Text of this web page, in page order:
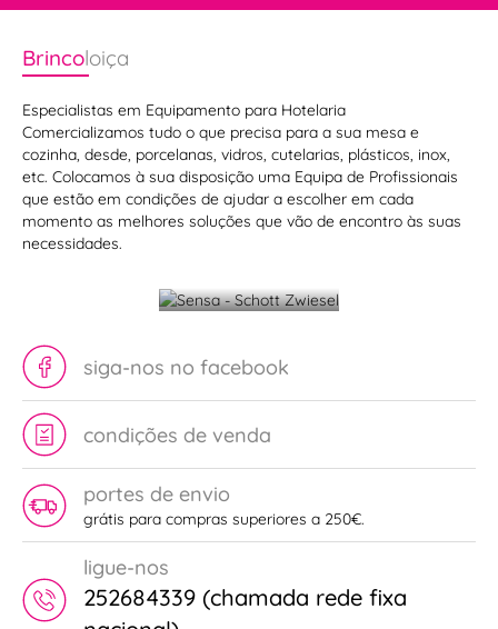
Brincoloiça
Especialistas em Equipamento para Hotelaria
Comercializamos tudo o que precisa para a sua mesa e
cozinha, desde, porcelanas, vidros, cutelarias, plásticos, inox,
etc. Colocamos à sua disposição uma Equipa de Profissionais
que estão em condições de ajudar a escolher em cada
momento as melhores soluções que vão de encontro às suas
necessidades.
Sensa -
Fardas
restauração
siga-nos no facebook
condições de venda
portes de envio
grátis para compras superiores a 250€.
ligue-nos
252684339 (chamada rede fixa